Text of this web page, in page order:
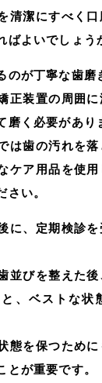
清潔にすべく
ばよいでしょう
のが丁寧な歯磨
正装置の周囲
磨く必要があり
は歯の汚れを
ケア用品を使
さい。
に、定期検診
並びを整えた
、ベストな状
態を保つため
とが重要です。